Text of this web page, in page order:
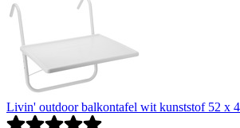
Livin' outdoor balkontafel wit kunststof 52 x